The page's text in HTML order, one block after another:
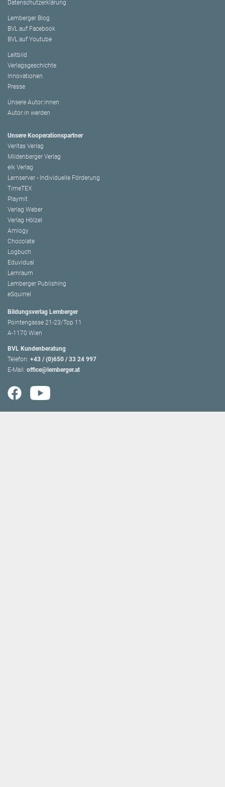
Datenschutzerklärung
Lemberger Blog
BVL auf Facebook
BVL auf Youtube
Leitbild
Verlagsgeschichte
Innovationen
Presse
Unsere Autor:innen
Autor:in werden
Unsere Kooperationspartner
Veritas Verlag
Mildenberger Verlag
elk Verlag
Lernserver - Individuelle Förderung
TimeTEX
Playmit
Verlag Weber
Verlag Hölzel
Amlogy
Chocolate
Logbuch
Eduvidual
Lernraum
Lemberger Publishing
eSquirrel
Bildungsverlag Lemberger
Pointengasse 21-23/Top 11
A-1170 Wien
BVL Kundenberatung
Telefon: +43 / (0)650 / 33 24 997
E-Mail: office@lemberger.at